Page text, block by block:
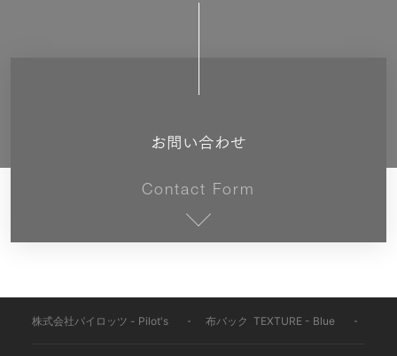
お問い合わせ
Contact Form
株式会社パイロッツ - Pilot's 布バック TEXTURE - Blue